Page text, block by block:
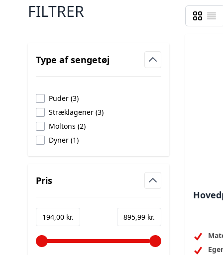
FILTRER
Type af sengetøj
filter
Puder (3products available
)
Stræklagener (3products available
)
Moltons (2products available
)
Dyner (1products available
)
Pris
filter
Minimum value
194,00 kr. Maximum value
895,99 kr.
Vis som
GitterListe